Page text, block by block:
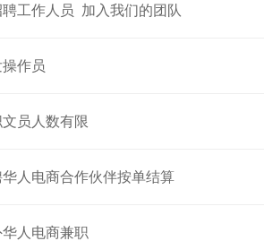
工作人员 加入我们的团队
作员
员人数有限
人电商合作伙伴按单结算
人电商兼职